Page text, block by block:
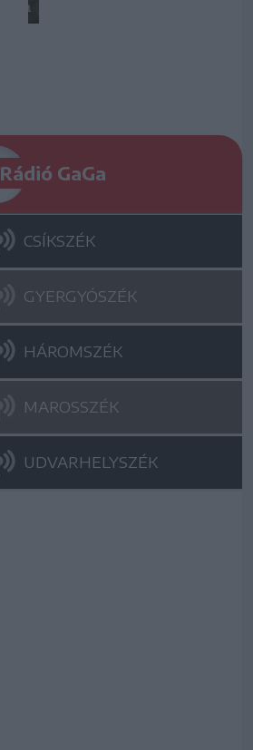
Rádió GaGa
CSÍKSZÉK
GYERGYÓSZÉK
HÁROMSZÉK
MAROSSZÉK
UDVARHELYSZÉK